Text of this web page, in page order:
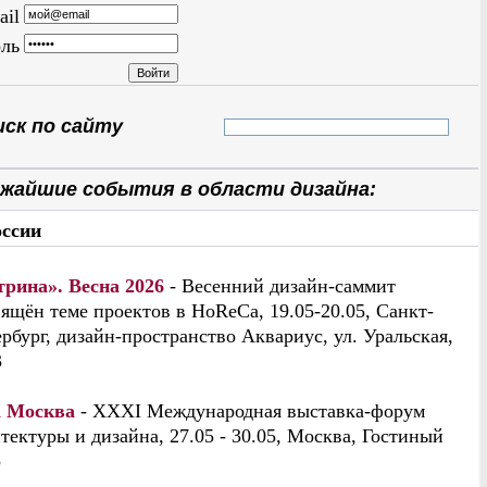
по сайту
события в области дизайна:
Весна 2026 - Весенний дизайн-саммит
теме проектов в HoReCa, 19.05-20.05, Санкт-
дизайн-пространство Аквариус, ул. Уральская,
- XXXI Международная выставка-форум
и дизайна, 27.05 - 30.05, Москва, Гостиный